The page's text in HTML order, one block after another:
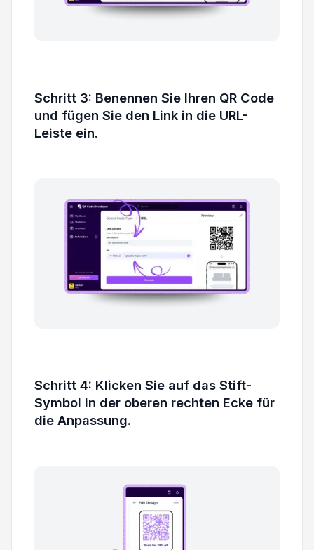
Schritt 3: Benennen Sie Ihren QR Code
und fügen Sie den Link in die URL-
Leiste ein.
Schritt 4: Klicken Sie auf das Stift-
Symbol in der oberen rechten Ecke für
die Anpassung.